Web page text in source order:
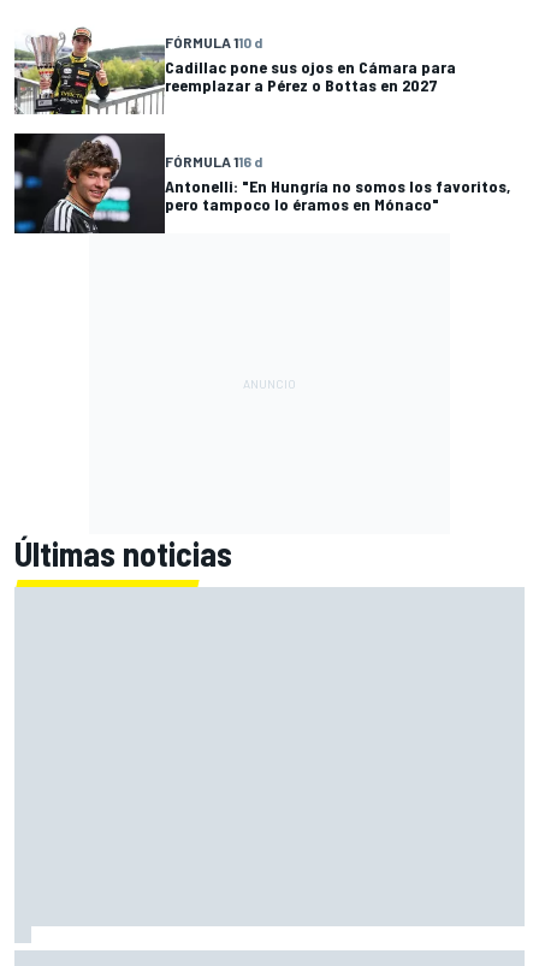
FÓRMULA 110 d
Cadillac pone sus ojos en Cámara para
reemplazar a Pérez o Bottas en 2027
FÓRMULA 116 d
Antonelli: "En Hungría no somos los favoritos,
pero tampoco lo éramos en Mónaco"
Últimas noticias